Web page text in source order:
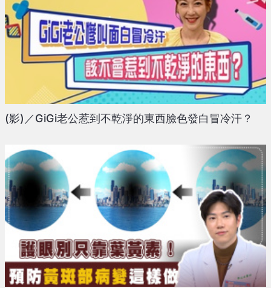
(影)／GiGi老公惹到不乾淨的東西臉色發白冒冷汗？